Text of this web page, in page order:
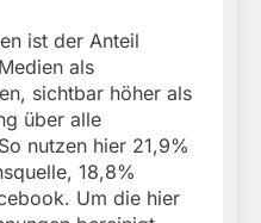
ist der Anteil
als
sichtbar höher als
über alle
nutzen hier 21,9%
18,8%
Um die hier